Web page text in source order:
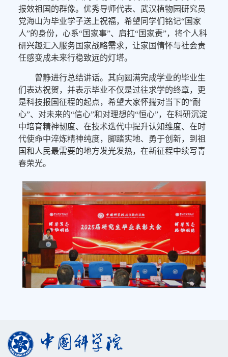
报效祖国的群像。优秀导师代表、武汉植物园研究员
党海山为毕业学子送上祝福，希望同学们铭记“国家
人”的身份，心系“国家事”、肩扛“国家责”，将个人科
研兴趣汇入服务国家战略需求，让家国情怀与社会责
任感变成未来行稳致远的灯塔。
曾静进行总结讲话。其向圆满完成学业的毕业生
们表达祝贺，并表示毕业不仅是过往求学的终章，更
是科技报国征程的起点，希望大家怀揣对当下的“耐
心”、对未来的“信心”和对理想的“恒心”，在科研沉淀
中培育精神韧度、在技术迭代中提升认知维度、在时
代使命中淬炼精神纯度，脚踏实地、勇于创新，到祖
国和人民最需要的地方发光发热，在新征程中续写青
春荣光。